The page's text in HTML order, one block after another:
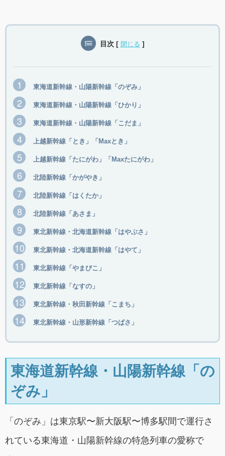
目次 [ 閉じる ]
東海道新幹線・山陽新幹線「のぞみ」
東海道新幹線・山陽新幹線「ひかり」
東海道新幹線・山陽新幹線「こだま」
上越新幹線「とき」「Maxとき」
上越新幹線「たにがわ」「Maxたにがわ」
北陸新幹線「かがやき」
北陸新幹線「はくたか」
北陸新幹線「あさま」
東北新幹線・北海道新幹線「はやぶさ」
東北新幹線・北海道新幹線「はやて」
東北新幹線「やまびこ」
東北新幹線「なすの」
東北新幹線・秋田新幹線「こまち」
東北新幹線・山形新幹線「つばさ」
東海道新幹線・山陽新幹線「の
ぞみ」
「のぞみ」は東京駅〜新大阪駅〜博多駅間で運行さ
れている東海道・山陽新幹線の特急列車の愛称で